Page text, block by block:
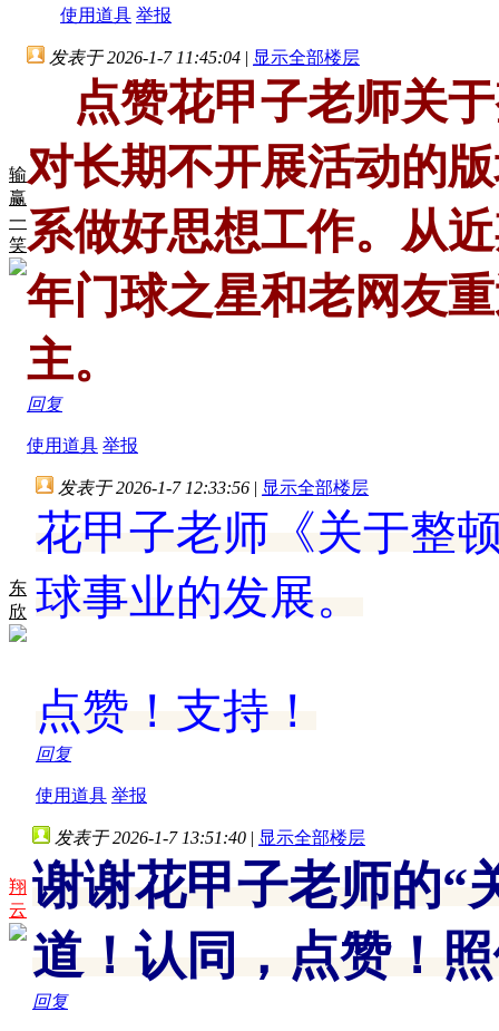
使用道具 举报
输
赢
一
笑
发表于 2026-1-7 11:45:04 | 显示全部楼层
点赞花甲子老师关
对长期不开展活动的
系做好思想工作。从
年门球之星和老网友
主。
回复
使用道具 举报
东
欣
发表于 2026-1-7 12:33:56 | 显示全部楼层
花甲子老师《关于整
球事业的发展。
点赞！支持！
回复
使用道具 举报
翔
云
发表于 2026-1-7 13:51:40 | 显示全部楼层
谢谢花甲子老师的“
道！认同，点赞！
回复